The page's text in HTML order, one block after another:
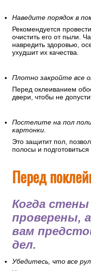
рекомендуется
Наведите порядок в
Рекомендуется
ухудшит их качества.
двери, чтобы не
Постелите на пол
Это защитит пол,
полосы и
Перед
Когда
проверены,
вам